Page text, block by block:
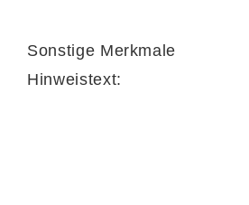
Sonstige Merkmale
Hinweistext: